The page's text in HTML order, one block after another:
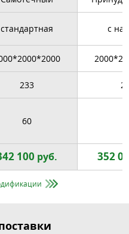
стандартная с
233
60
100 руб. 352